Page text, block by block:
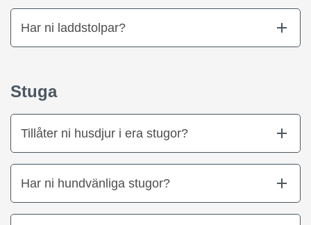
Har ni laddstolpar?
Stuga
Tillåter ni husdjur i era stugor?
Har ni hundvänliga stugor?